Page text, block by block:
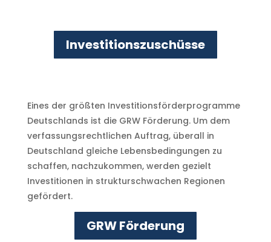
Investitionszuschüsse
Eines der größten Investitionsförderprogramme
Deutschlands ist die GRW Förderung. Um dem
verfassungsrechtlichen Auftrag, überall in
Deutschland gleiche Lebensbedingungen zu
schaffen, nachzukommen, werden gezielt
Investitionen in strukturschwachen Regionen
gefördert.
GRW Förderung